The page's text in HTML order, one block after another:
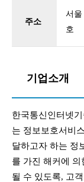
주소
서울
호
기업소개
한국통신인터넷
는 정보보호서비
달하고자 하는 정
를 가진 해커에
될 수 있도록, 고